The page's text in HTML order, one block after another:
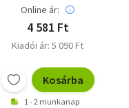
Online ár:
4 581 Ft
Kiadói ár: 5 090 Ft
Kosárba
1 - 2 munkanap